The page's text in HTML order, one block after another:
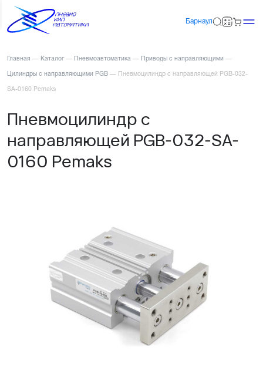
Барнаул
Главная — Каталог — Пневмоавтоматика — Приводы с направляющими —
Цилиндры с направляющими PGB — Пневмоцилиндр с направляющей PGB-032-
SA-0160 Pemaks
Пневмоцилиндр с
направляющей PGB-032-SA-
0160 Pemaks